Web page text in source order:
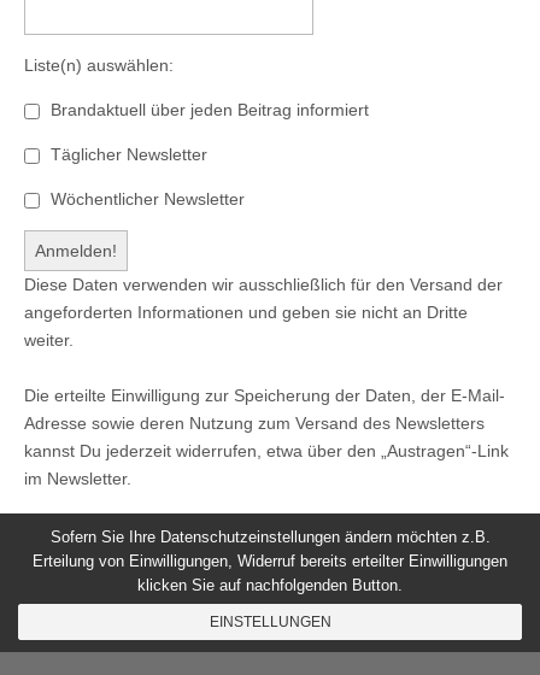
Liste(n) auswählen:
Brandaktuell über jeden Beitrag informiert
Täglicher Newsletter
Wöchentlicher Newsletter
Diese Daten verwenden wir ausschließlich für den Versand der
angeforderten Informationen und geben sie nicht an Dritte
weiter.
Die erteilte Einwilligung zur Speicherung der Daten, der E-Mail-
Adresse sowie deren Nutzung zum Versand des Newsletters
kannst Du jederzeit widerrufen, etwa über den „Austragen“-Link
im Newsletter.
Sofern Sie Ihre Datenschutzeinstellungen ändern möchten z.B.
Erteilung von Einwilligungen, Widerruf bereits erteilter Einwilligungen
klicken Sie auf nachfolgenden Button.
EINSTELLUNGEN